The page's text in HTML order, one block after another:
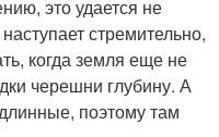
это удается не
стремительно,
когда земля еще не
черешни глубину. А
поэтому там